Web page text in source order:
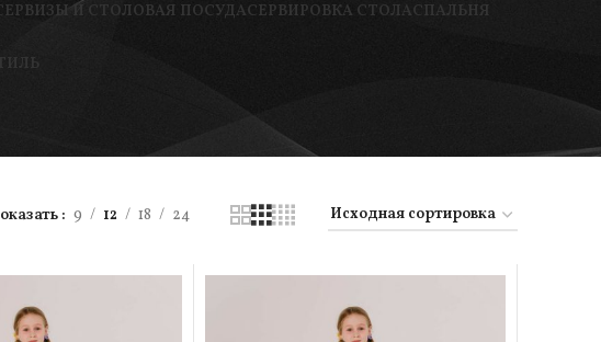
И СТОЛОВАЯ ПОСУДАСЕРВИРОВКА СТОЛАСПАЛЬНЯ
9 12 18 24